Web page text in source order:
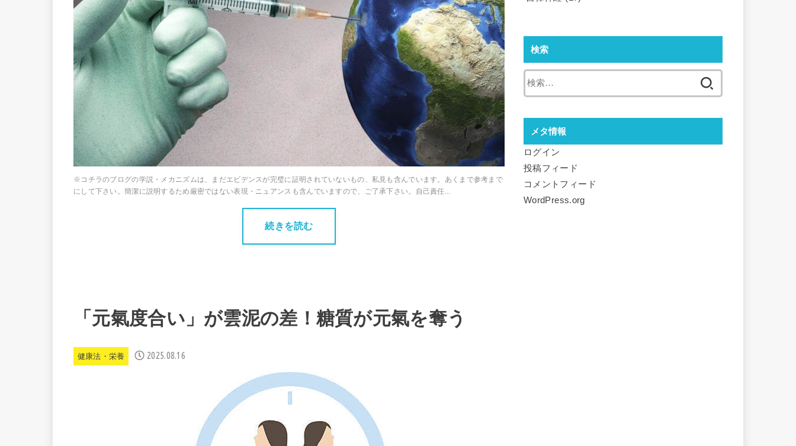
※コチラのブログの学説・メカニズムは、まだエビデンスが完璧に証明されていないもの、私見も含んでいます。あくまで参考まで
にして下さい。簡潔に説明するため厳密ではない表現・ニュアンスも含んでいますので、ご了承下さい。自己責任...
続きを読む
「元氣度合い」が雲泥の差！糖質が元氣を奪う
健康法・栄養 2025.08.16
検索
メタ情報
ログイン
投稿フィード
コメントフィード
WordPress.org